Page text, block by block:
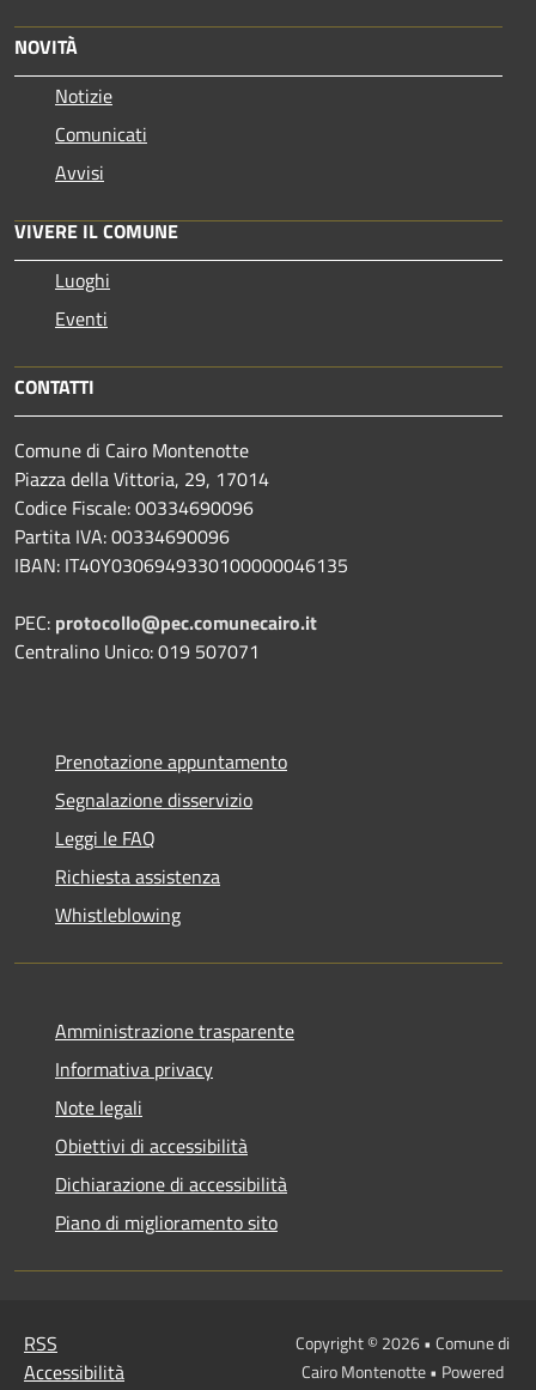
NOVITÀ
Notizie
Comunicati
Avvisi
VIVERE IL COMUNE
Luoghi
Eventi
CONTATTI
Comune di Cairo Montenotte
Piazza della Vittoria, 29, 17014
Codice Fiscale: 00334690096
Partita IVA: 00334690096
IBAN: IT40Y0306949330100000046135
PEC: protocollo@pec.comunecairo.it
Centralino Unico: 019 507071
Prenotazione appuntamento
Segnalazione disservizio
Leggi le FAQ
Richiesta assistenza
Whistleblowing
Amministrazione trasparente
Informativa privacy
Note legali
Obiettivi di accessibilità
Dichiarazione di accessibilità
Piano di miglioramento sito
RSS
Accessibilità
Copyright © 2026 • Comune di
Cairo Montenotte • Powered